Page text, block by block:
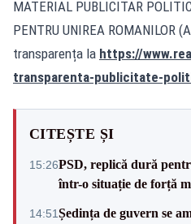
MATERIAL PUBLICITAR
PENTRU UNIREA ROMANILOR
transparența la https://
transparenta-publicitate-
CITEȘTE ȘI
15:26PSD, replică dură
într-o situație de forță
14:51Ședința de guvern se